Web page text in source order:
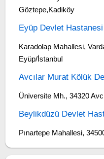
Göztepe,Kadiköy
Eyüp Devlet
Karadolap Mahallesi,
Eyüp/İstanbul
Avcılar Murat Kölük
Üniversite Mh., 34320
Beylikdüzü Devlet
Pınartepe Mahallesi,